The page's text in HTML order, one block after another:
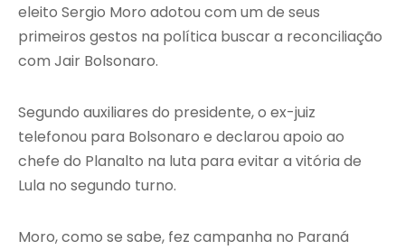
eleito Sergio Moro adotou com um de seus
primeiros gestos na política buscar a reconciliação
com Jair Bolsonaro.
Segundo auxiliares do presidente, o ex-juiz
telefonou para Bolsonaro e declarou apoio ao
chefe do Planalto na luta para evitar a vitória de
Lula no segundo turno.
Moro, como se sabe, fez campanha no Paraná